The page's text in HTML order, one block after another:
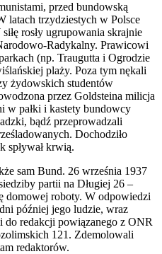
przed bundowską
latach trzydziestych w Polsce
rosły ugrupowania skrajnie
Radykalny. Prawicowi
(np. Traugutta i Ogrodzie
plaży. Poza tym nękali
żydowskich studentów
przez Goldsteina milicja
w pałki i kastety bundowcy
bądź przeprowadzali
Dochodziło
spływał krwią.
sam Bund. 26 września 1937
partii na Długiej 26 –
domowej roboty. W odpowiedzi
później jego ludzie, wraz
do redakcji powiązanego z ONR
121. Zdemolowali
redaktorów.